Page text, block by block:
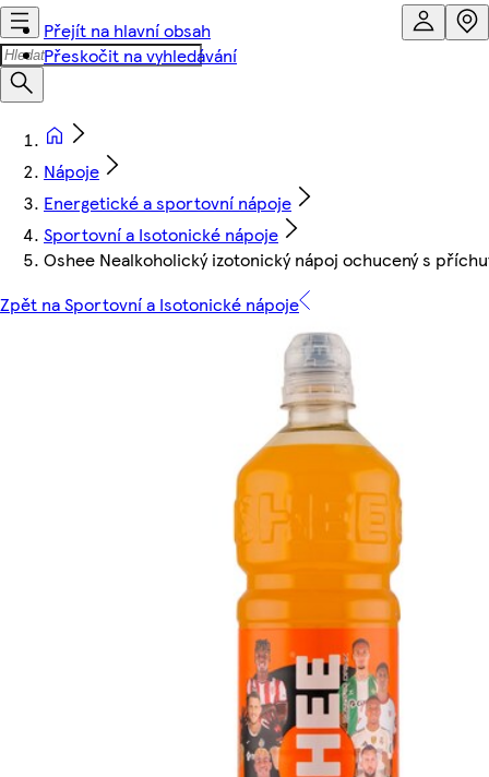
Přejít na hlavní obsah
Přeskočit na vyhledávání
Nápoje
Energetické a sportovní nápoje
Sportovní a Isotonické nápoje
Oshee Nealkoholický izotonický nápoj ochucený s
Zpět na Sportovní a Isotonické nápoje